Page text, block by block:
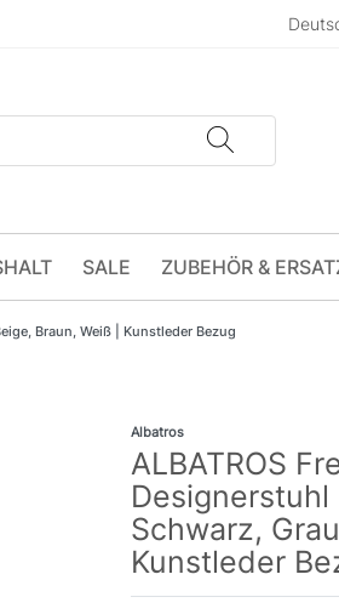
SALE ZUBEHÖR &
Braun, Weiß | Kunstleder Bezug
Albatros
ALBATROS
Designerstuhl
Schwarz,
Kunstleder